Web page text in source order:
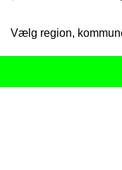
Vælg region,